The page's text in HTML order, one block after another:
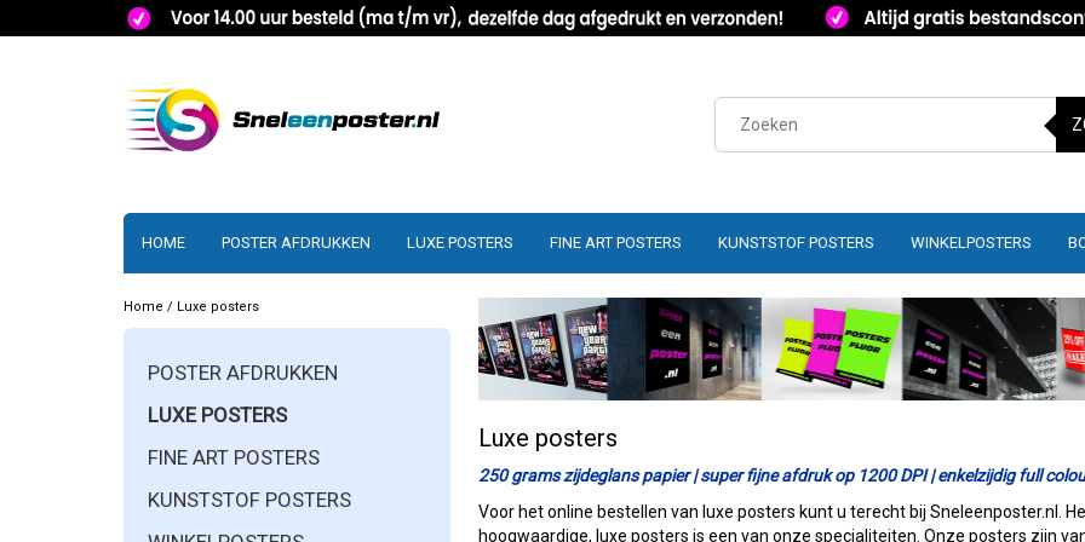
HOME POSTER AFDRUKKEN LUXE POSTERS FINE ART POSTERS KUNSTSTOF POSTERS WINKELPOSTERS
Home / Luxe posters
POSTER AFDRUKKEN
LUXE POSTERS
FINE ART POSTERS
KUNSTSTOF POSTERS
Luxe posters
250 grams zijdeglans papier | super fijne afdruk op 1200 DPI | enkelzijdig full
Voor het online bestellen van luxe posters kunt u terecht bij Sneleenposter.nl.
hoogwaardige, luxe posters is een van onze specialiteiten. Onze posters zijn